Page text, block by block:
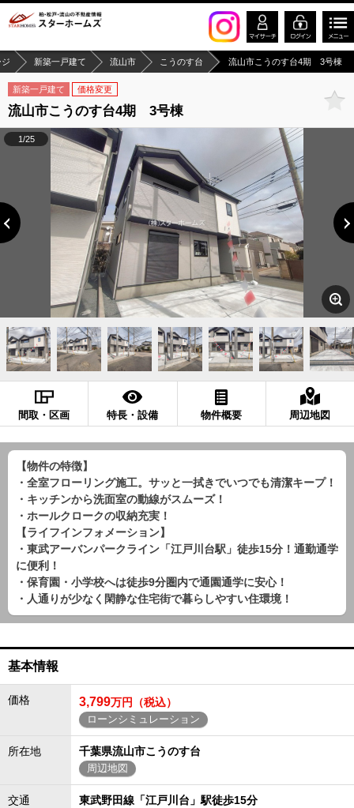
新築一戸建て 流山市 こうのす台 流山市こうのす台4期 3号棟
新築一戸建て 価格変更
流山市こうのす台4期 3号棟
1/25
間取・区画 特長・設備 物件概要 周辺地図
【物件の特徴】
・全室フローリング施工。サッと一拭きでいつでも清潔キープ！
・キッチンから洗面室の動線がスムーズ！
・ホールクロークの収納充実！
【ライフインフォメーション】
・東武アーバンパークライン「江戸川台駅」徒歩15分！通勤通学
に便利！
・保育園・小学校へは徒歩9分圏内で通園通学に安心！
・人通りが少なく閑静な住宅街で暮らしやすい住環境！
基本情報
価格 3,799万円（税込）
ローンシミュレーション
所在地 千葉県流山市こうのす台
周辺地図
交通
東武野田線「江戸川台」駅徒歩15分